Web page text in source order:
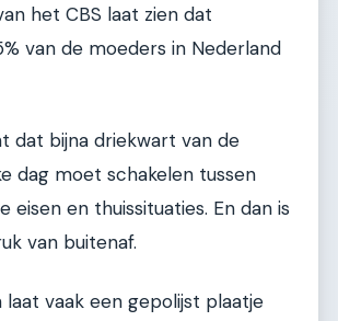
het CBS laat zien dat
van de moeders in Nederland
dat bijna driekwart van de
dag moet schakelen tussen
eisen en thuissituaties. En dan is
van buitenaf.
laat vaak een gepolijst plaatje